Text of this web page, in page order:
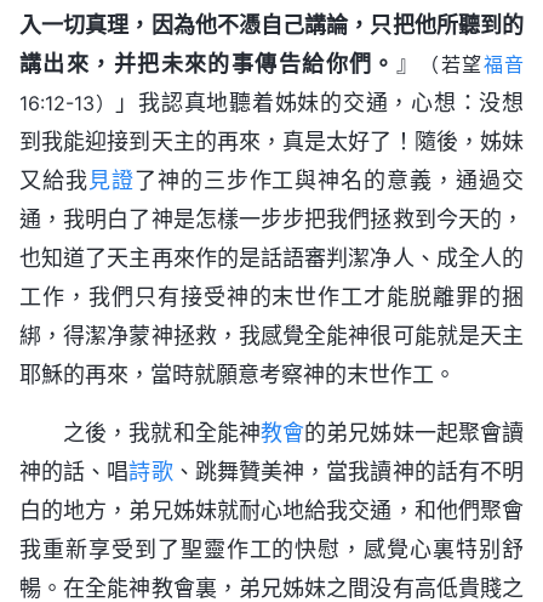
入一切真理，因為他不憑自己講論，只把他所聽到的
講出來，并把未來的事傳告給你們。 』 （若望福音
16:12-13）
」我認真地聽着姊妹的交通，心想：没想
到我能迎接到天主的再來，真是太好了！隨後，姊妹
又給我見證了神的三步作工與神名的意義，通過交
通，我明白了神是怎樣一步步把我們拯救到今天的，
也知道了天主再來作的是話語審判潔净人、成全人的
工作，我們只有接受神的末世作工才能脱離罪的捆
綁，得潔净蒙神拯救，我感覺全能神很可能就是天主
耶穌的再來，當時就願意考察神的末世作工。
之後，我就和全能神教會的弟兄姊妹一起聚會讀
神的話、唱詩歌、跳舞贊美神，當我讀神的話有不明
白的地方，弟兄姊妹就耐心地給我交通，和他們聚會
我重新享受到了聖靈作工的快慰，感覺心裏特别舒
暢。在全能神教會裏，弟兄姊妹之間没有高低貴賤之